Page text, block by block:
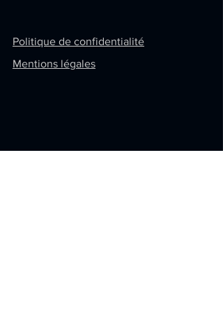
Politique de confidentialité
Mentions légales